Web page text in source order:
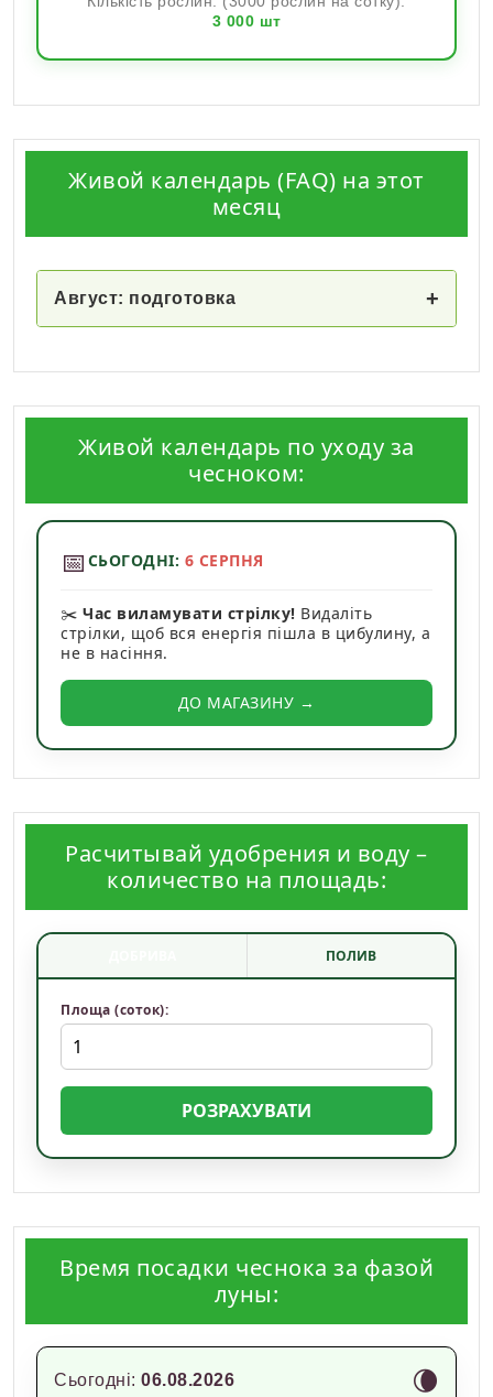
3 000 шт
Живой календарь (FAQ) на этот
месяц
Август: подготовка +
Живой календарь по уходу за
чесноком:
📅 СЬОГОДНІ: 6 СЕРПНЯ
✂️ Час виламувати стрілку! Видаліть
стрілки, щоб вся енергія пішла в цибулину, а
не в насіння.
ДО МАГАЗИНУ →
Расчитывай удобрения и воду –
количество на площадь:
ПОЛИВ
Площа (соток):
РОЗРАХУВАТИ
Время посадки чеснока за фазой
луны:
Сьогодні: 06.08.2026 🌘